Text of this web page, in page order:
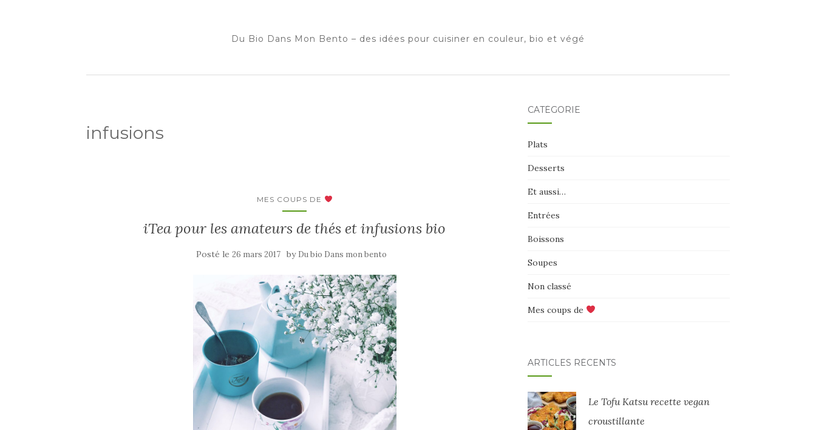
Du Bio Dans Mon Bento – des idées pour cuisiner en couleur, bio et végé
infusions
MES COUPS DE
iTea pour les amateurs de thés et infusions bio
Posté le26 mars 2017 by Du bio Dans mon bento
CATÉGORIE
Plats
Desserts
Et aussi…
Entrées
Boissons
Soupes
Non classé
Mes coups de
ARTICLES RÉCENTS
Le Tofu Katsu recette vegan
croustillante